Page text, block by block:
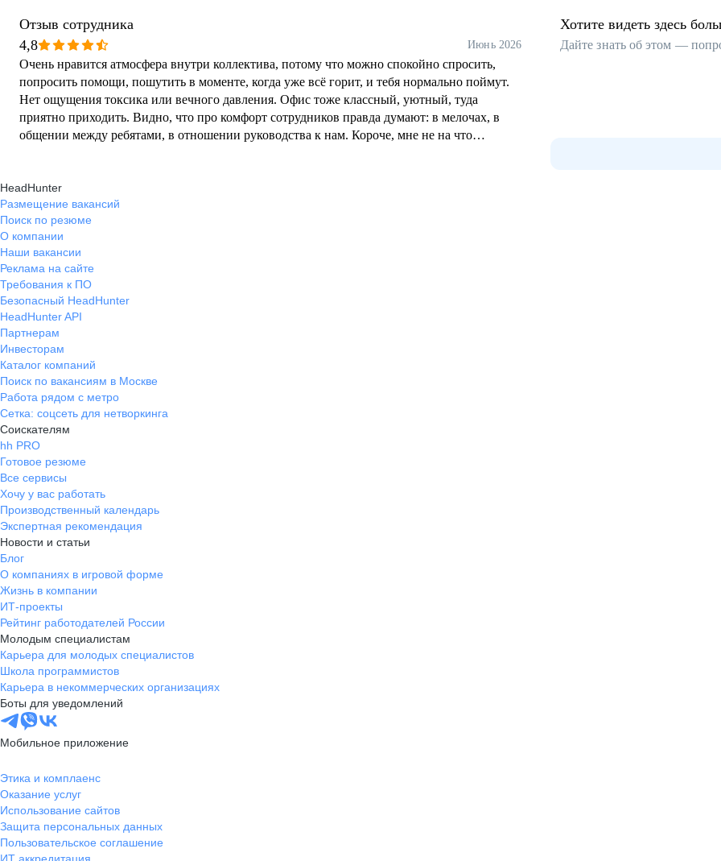
Отзыв сотрудника
4,8
Июнь 2026
Очень нравится атмосфера внутри коллектива, потому что можно спокойно спросить,
попросить помощи, пошутить в моменте, когда уже всё горит, и тебя нормально поймут.
Нет ощущения токсика или вечного давления. Офис тоже классный, уютный, туда
приятно приходить. Видно, что про комфорт сотрудников правда думают: в мелочах, в
общении между ребятами, в отношении руководства к нам. Короче, мне не на что
Хотите видеть здесь
Дайте знать об этом —
HeadHunter
Размещение вакансий
Поиск по резюме
О компании
Наши вакансии
Реклама на сайте
Требования к ПО
Безопасный HeadHunter
HeadHunter API
Партнерам
Инвесторам
Каталог компаний
Поиск по вакансиям в Москве
Работа рядом с метро
Сетка: соцсеть для нетворкинга
Соискателям
hh PRO
Готовое резюме
Все сервисы
Хочу у вас работать
Производственный календарь
Экспертная рекомендация
Новости и статьи
Блог
О компаниях в игровой форме
Жизнь в компании
ИТ-проекты
Рейтинг работодателей России
Молодым специалистам
Карьера для молодых специалистов
Школа программистов
Карьера в некоммерческих организациях
Боты для уведомлений
Мобильное приложение
Этика и комплаенс
Оказание услуг
Использование сайтов
Защита персональных данных
Пользовательское соглашение